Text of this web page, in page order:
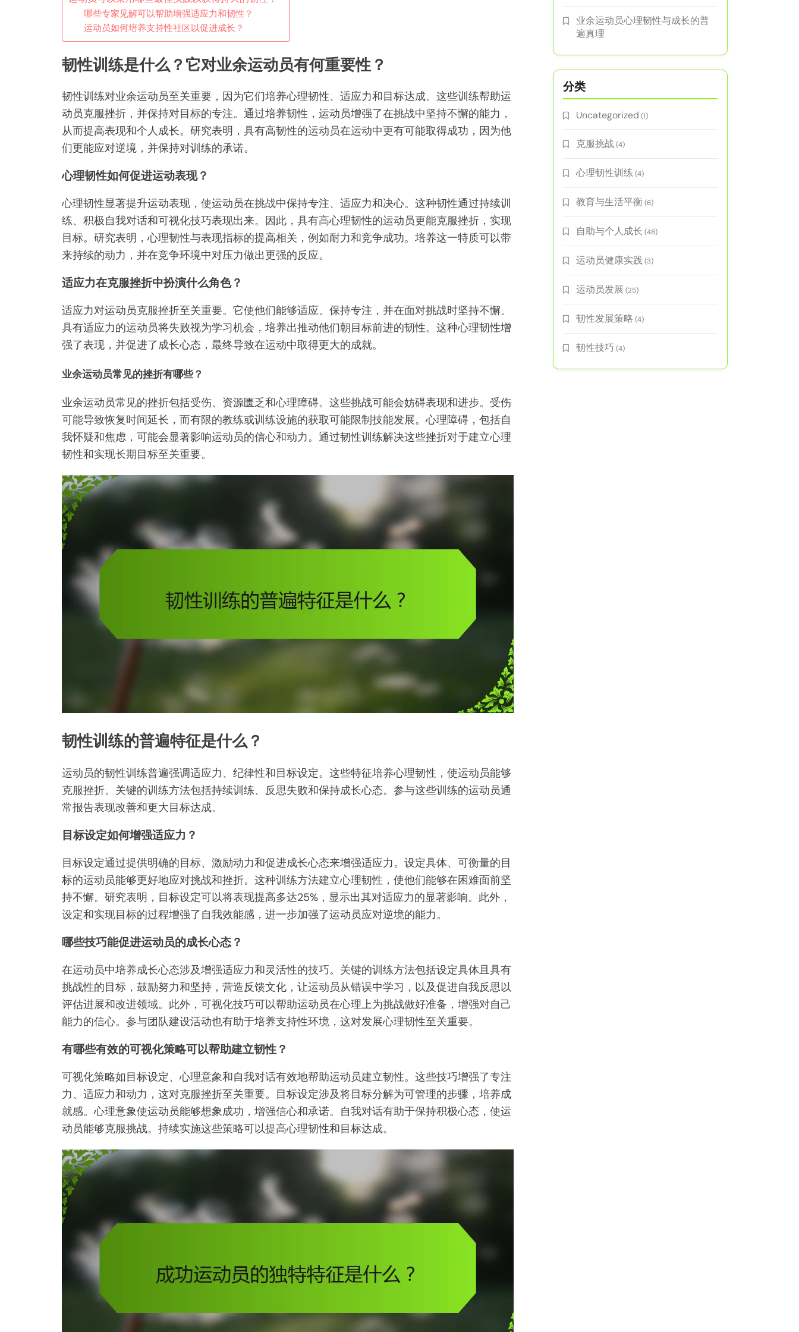
哪些专家见解可以帮助增强适应力和韧性？
运动员如何培养支持性社区以促进成长？
韧性训练是什么？它对业余运动员有何重要性？
韧性训练对业余运动员至关重要，因为它们培养心理韧性、适应力和目标达成。这些训练帮助运
动员克服挫折，并保持对目标的专注。通过培养韧性，运动员增强了在挑战中坚持不懈的能力，
从而提高表现和个人成长。研究表明，具有高韧性的运动员在运动中更有可能取得成功，因为他
们更能应对逆境，并保持对训练的承诺。
心理韧性如何促进运动表现？
心理韧性显著提升运动表现，使运动员在挑战中保持专注、适应力和决心。这种韧性通过持续训
练、积极自我对话和可视化技巧表现出来。因此，具有高心理韧性的运动员更能克服挫折，实现
目标。研究表明，心理韧性与表现指标的提高相关，例如耐力和竞争成功。培养这一特质可以带
来持续的动力，并在竞争环境中对压力做出更强的反应。
适应力在克服挫折中扮演什么角色？
适应力对运动员克服挫折至关重要。它使他们能够适应、保持专注，并在面对挑战时坚持不懈。
具有适应力的运动员将失败视为学习机会，培养出推动他们朝目标前进的韧性。这种心理韧性增
强了表现，并促进了成长心态，最终导致在运动中取得更大的成就。
业余运动员常见的挫折有哪些？
业余运动员常见的挫折包括受伤、资源匮乏和心理障碍。这些挑战可能会妨碍表现和进步。受伤
可能导致恢复时间延长，而有限的教练或训练设施的获取可能限制技能发展。心理障碍，包括自
我怀疑和焦虑，可能会显著影响运动员的信心和动力。通过韧性训练解决这些挫折对于建立心理
韧性和实现长期目标至关重要。
韧性训练的普遍特征是什么？
运动员的韧性训练普遍强调适应力、纪律性和目标设定。这些特征培养心理韧性，使运动员能够
克服挫折。关键的训练方法包括持续训练、反思失败和保持成长心态。参与这些训练的运动员通
常报告表现改善和更大目标达成。
目标设定如何增强适应力？
目标设定通过提供明确的目标、激励动力和促进成长心态来增强适应力。设定具体、可衡量的目
标的运动员能够更好地应对挑战和挫折。这种训练方法建立心理韧性，使他们能够在困难面前坚
持不懈。研究表明，目标设定可以将表现提高多达25%，显示出其对适应力的显著影响。此外，
设定和实现目标的过程增强了自我效能感，进一步加强了运动员应对逆境的能力。
哪些技巧能促进运动员的成长心态？
在运动员中培养成长心态涉及增强适应力和灵活性的技巧。关键的训练方法包括设定具体且具有
挑战性的目标，鼓励努力和坚持，营造反馈文化，让运动员从错误中学习，以及促进自我反思以
评估进展和改进领域。此外，可视化技巧可以帮助运动员在心理上为挑战做好准备，增强对自己
能力的信心。参与团队建设活动也有助于培养支持性环境，这对发展心理韧性至关重要。
有哪些有效的可视化策略可以帮助建立韧性？
可视化策略如目标设定、心理意象和自我对话有效地帮助运动员建立韧性。这些技巧增强了专注
力、适应力和动力，这对克服挫折至关重要。目标设定涉及将目标分解为可管理的步骤，培养成
就感。心理意象使运动员能够想象成功，增强信心和承诺。自我对话有助于保持积极心态，使运
动员能够克服挑战。持续实施这些策略可以提高心理韧性和目标达成。
业余运动员心理韧性与成长的普
遍真理
分类
Uncategorized (1)
克服挑战(4)
心理韧性训练 (4)
教育与生活平衡(6)
自助与个人成长 (48)
运动员健康实践(3)
运动员发展 (25)
韧性发展策略 (4)
韧性技巧 (4)